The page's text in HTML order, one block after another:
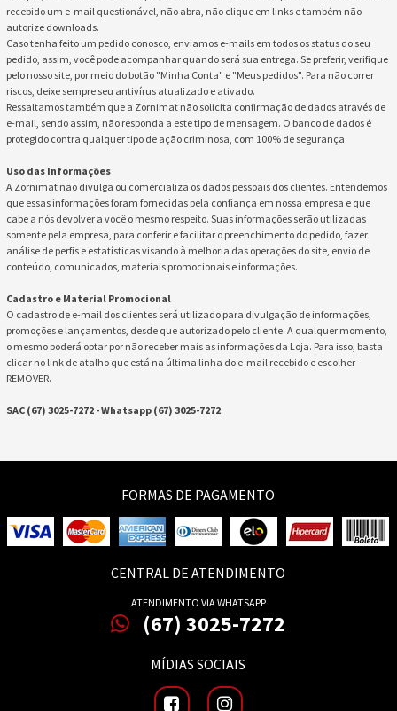
recebido um e-mail questionável, não abra, não clique em links e também não
autorize downloads.
Caso tenha feito um pedido conosco, enviamos e-mails em todos os status do seu
pedido, assim, você pode acompanhar quando será sua entrega. Se preferir, verifique
pelo nosso site, por meio do botão "Minha Conta" e "Meus pedidos". Para não correr
riscos, deixe sempre seu antivírus atualizado e ativado.
Ressaltamos também que a Zornimat não solicita confirmação de dados através de
e-mail, sendo assim, não responda a este tipo de mensagem. O banco de dados é
protegido contra qualquer tipo de ação criminosa, com 100% de segurança.
Uso das Informações
A Zornimat não divulga ou comercializa os dados pessoais dos clientes. Entendemos
que essas informações foram fornecidas pela confiança em nossa empresa e que
cabe a nós devolver a você o mesmo respeito. Suas informações serão utilizadas
somente pela empresa, para conferir e facilitar o preenchimento do pedido, fazer
análise de perfis e estatísticas visando à melhoria das operações do site, envio de
conteúdo, comunicados, materiais promocionais e informações.
Cadastro e Material Promocional
O cadastro de e-mail dos clientes será utilizado para divulgação de informações,
promoções e lançamentos, desde que autorizado pelo cliente. A qualquer momento,
o mesmo poderá optar por não receber mais as informações da Loja. Para isso, basta
clicar no link de atalho que está na última linha do e-mail recebido e escolher
REMOVER.
SAC (67) 3025-7272 - Whatsapp (67) 3025-7272
FORMAS DE PAGAMENTO
CENTRAL DE ATENDIMENTO
ATENDIMENTO VIA WHATSAPP
(67) 3025-7272
MÍDIAS SOCIAIS